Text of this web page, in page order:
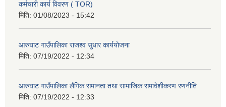
कर्मचारी कार्य विवरण ( TOR)
मिति: 01/08/2023 - 15:42
आरुघाट गाउँपालिका राजश्व सुधार कार्ययोजना
मिति: 07/19/2022 - 12:34
आरुघाट गाउँपालिका लैंगिक समानता तथा सामाजिक समावेशीकरण रणनीति
मिति: 07/19/2022 - 12:33